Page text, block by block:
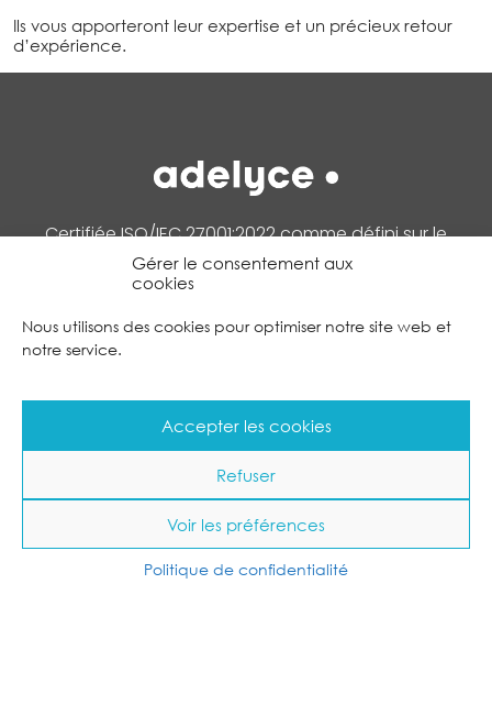
Gérer le consentement aux
cookies
Nous utilisons des cookies pour optimiser notre site web et
notre service.
Accepter les cookies
Refuser
Voir les préférences
Politique de confidentialité
Ils vous apporteront leur expertise et un précieux retour
d’expérience.
Certifiée ISO/IEC 27001:2022 comme défini sur le
certificat délivré par AFNOR Certification
05 31 08 14 40
CONTACTEZ NOUS
Suivez nous sur Linkedin